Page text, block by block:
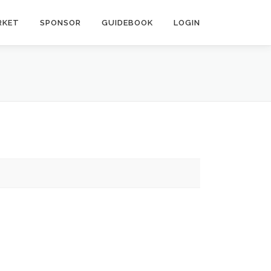
SPONSOR GUIDEBOOK LOGIN